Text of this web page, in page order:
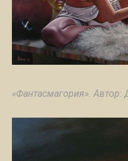
«Фантасмагория». Автор: